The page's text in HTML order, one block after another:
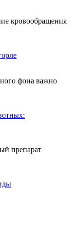
кровообращения
фона важно
препарат